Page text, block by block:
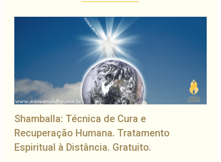
Shamballa: Técnica de Cura e
Recuperação Humana. Tratamento
Espiritual à Distância. Gratuito.